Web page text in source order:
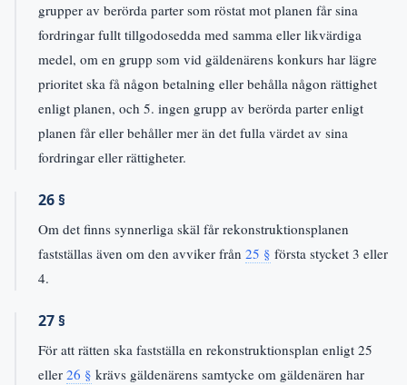
grupper av berörda parter som röstat mot planen får sina
fordringar fullt tillgodosedda med samma eller likvärdiga
medel, om en grupp som vid gäldenärens konkurs har lägre
prioritet ska få någon betalning eller behålla någon rättighet
enligt planen, och 5. ingen grupp av berörda parter enligt
planen får eller behåller mer än det fulla värdet av sina
fordringar eller rättigheter.
26 §
Om det finns synnerliga skäl får rekonstruktionsplanen
fastställas även om den avviker från 25 § första stycket 3 eller
4.
27 §
För att rätten ska fastställa en rekonstruktionsplan enligt 25
eller 26 § krävs gäldenärens samtycke om gäldenären har